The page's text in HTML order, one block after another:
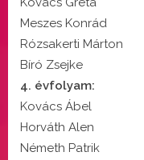
Meszes Konrád
Rózsakerti Márton
Bíró Zsejke
4. évfolyam:
Kovács Ábel
Horváth Alen
Németh Patrik